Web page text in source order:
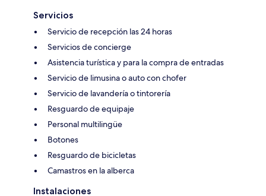
Servicios
Servicio de recepción las 24 horas
Servicios de concierge
Asistencia turística y para la compra de entradas
Servicio de limusina o auto con chofer
Servicio de lavandería o tintorería
Resguardo de equipaje
Personal multilingüe
Botones
Resguardo de bicicletas
Camastros en la alberca
Instalaciones